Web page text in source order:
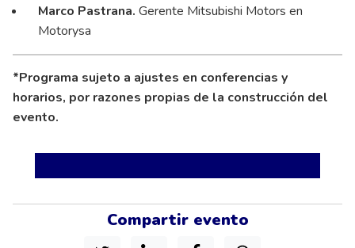
Compartir evento
Marco Pastrana. Gerente Mitsubishi Motors en
Motorysa
*Programa sujeto a ajustes en conferencias y
horarios, por razones propias de la construcción del
evento.